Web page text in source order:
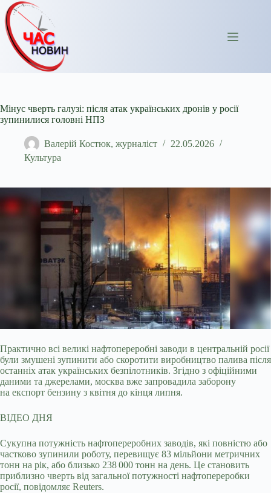
Перейти
до
вмісту
Мінус чверть галузі: після атак українських дронів у росії
зупинилися головні НПЗ
Валерій Костюк, журналіст
22.05.2026
Культура
Практично всі великі нафтопереробні заводи в центральній росії
були змушені зупинити або скоротити виробництво палива після
останніх атак українських безпілотників. Згідно з офіційними
даними та джерелами, москва вже запровадила заборону
на експорт бензину з квітня до кінця липня.
ВІДЕО ДНЯ
Сукупна потужність нафтопереробних заводів, які повністю або
частково зупинили роботу, перевищує 83 мільйони метричних
тонн на рік, або близько 238 000 тонн на день. Це становить
приблизно чверть від загальної потужності нафтопереробки
росії, повідомляє Reuters.